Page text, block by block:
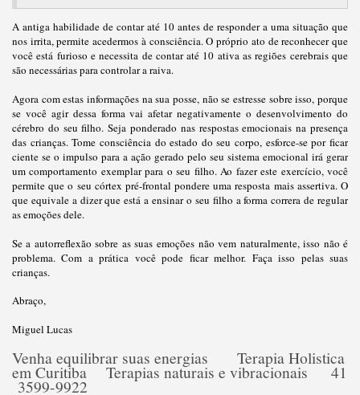
A antiga habilidade de contar até 10 antes de responder a uma situação que
nos irrita, permite acedermos à consciência. O próprio ato de reconhecer que
você está furioso e necessita de contar até 10 ativa as regiões cerebrais que
são necessárias para controlar a raiva.
Agora com estas informações na sua posse, não se estresse sobre isso, porque
se você agir dessa forma vai afetar negativamente o desenvolvimento do
cérebro do seu filho. Seja ponderado nas respostas emocionais na presença
das crianças. Tome consciência do estado do seu corpo, esforce-se por ficar
ciente se o impulso para a ação gerado pelo seu sistema emocional irá gerar
um comportamento exemplar para o seu filho. Ao fazer este exercício, você
permite que o seu córtex pré-frontal pondere uma resposta mais assertiva. O
que equivale a dizer que está a ensinar o seu filho a forma correra de regular
as emoções dele.
Se a autorreflexão sobre as suas emoções não vem naturalmente, isso não é
problema. Com a prática você pode ficar melhor. Faça isso pelas suas
crianças.
Abraço,
Miguel Lucas
Venha equilibrar suas energias Terapia Holistica
em Curitiba Terapias naturais e vibracionais 41
3599-9922